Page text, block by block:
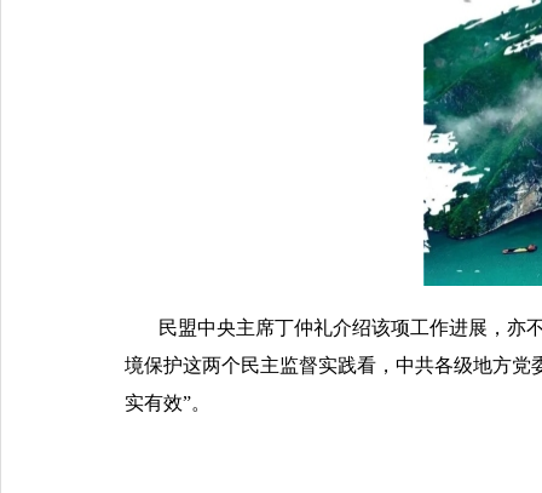
民盟中央主席丁仲礼介绍该项工作进展，亦
境保护这两个民主监督实践看，中共各级地方
实有效”。